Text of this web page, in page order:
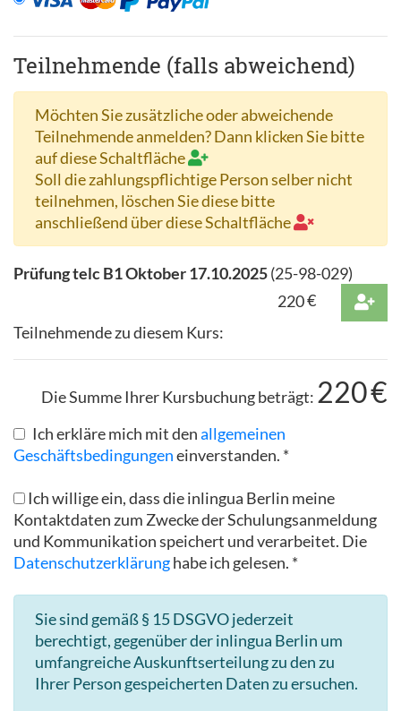
Teilnehmende (falls abweichend)
Möchten Sie zusätzliche oder abweichende
Teilnehmende anmelden? Dann klicken Sie bitte
auf diese Schaltfläche
Soll die zahlungspflichtige Person selber nicht
teilnehmen, löschen Sie diese bitte
anschließend über diese Schaltfläche
Prüfung telc B1 Oktober 17.10.2025(25-98-029)
220€
Teilnehmende zu diesem Kurs:
Die Summe Ihrer Kursbuchung beträgt: 220€
Ich erkläre mich mit denallgemeinen
Geschäftsbedingungeneinverstanden. *
Ich willige ein, dass die inlingua Berlin meine
Kontaktdaten zum Zwecke der Schulungsanmeldung
und Kommunikation speichert und verarbeitet. Die
Datenschutzerklärunghabe ich gelesen. *
Sie sind gemäß § 15 DSGVO jederzeit
berechtigt, gegenüber der inlingua Berlin um
umfangreiche Auskunftserteilung zu den zu
Ihrer Person gespeicherten Daten zu ersuchen.